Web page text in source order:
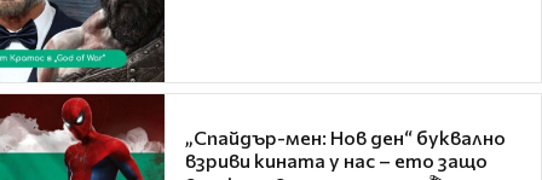
„Спайдър-мен: Нов ден“ буквално
взриви кината у нас – ето защо